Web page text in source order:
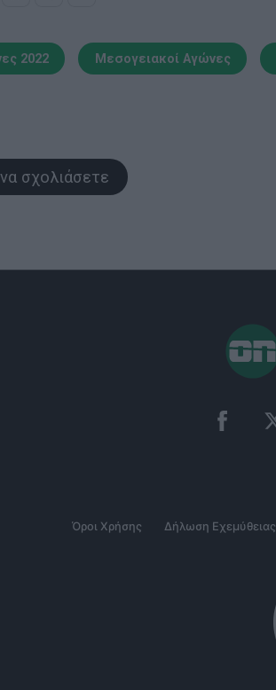
2022 Μεσογειακοί Αγώνες
σχολιάσετε
Όροι Χρήσης Δήλωση Εχεμύθειας